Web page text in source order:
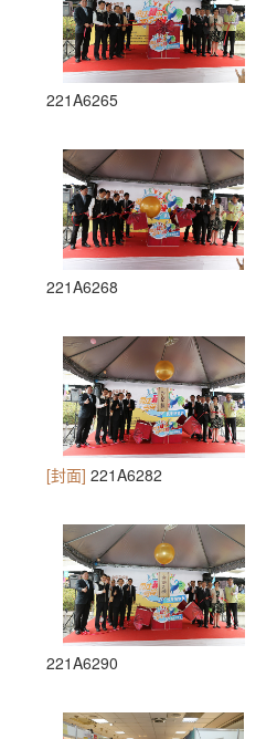
221A6265
221A6268
[封面] 221A6282
221A6290